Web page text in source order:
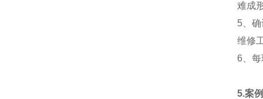
难成
5、
维修
6、
5.案